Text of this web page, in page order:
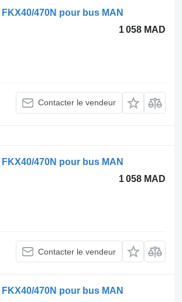
470N pour bus MAN
1 058 MAD
Contacter le vendeur
470N pour bus MAN
1 058 MAD
Contacter le vendeur
470N pour bus MAN